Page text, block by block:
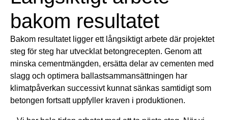
bakom resultatet
Bakom resultatet ligger ett långsiktigt arbete där projektet
steg för steg har utvecklat betongrecepten. Genom att
minska cementmängden, ersätta delar av cementen med
slagg och optimera ballastsammansättningen har
klimatpåverkan successivt kunnat sänkas samtidigt som
betongen fortsatt uppfyller kraven i produktionen.